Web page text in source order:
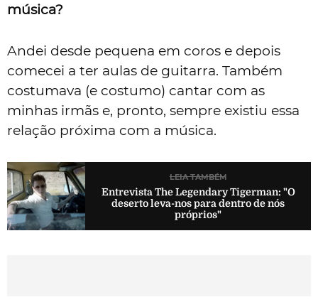
música?
Andei desde pequena em coros e depois
comecei a ter aulas de guitarra. Também
costumava (e costumo) cantar com as
minhas irmãs e, pronto, sempre existiu essa
relação próxima com a música.
LEIA TAMBÉM
Entrevista The Legendary Tigerman: "O
deserto leva-nos para dentro de nós
próprios"